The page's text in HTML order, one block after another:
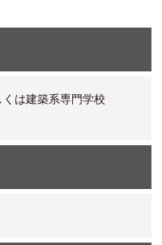
は建築系専門学校